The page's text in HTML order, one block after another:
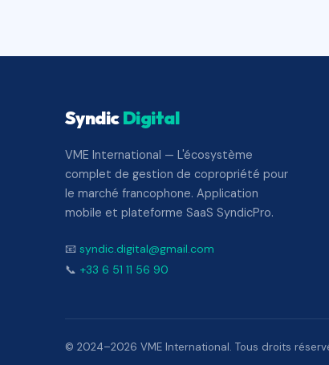
SyndicDigital
VME International — L'écosystème
complet de gestion de copropriété pour
le marché francophone. Application
mobile et plateforme SaaS SyndicPro.
📧 syndic.digital@gmail.com
📞 +33 6 51 11 56 90
© 2024–2026 VME International. Tous droits